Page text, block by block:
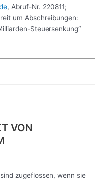
, Abruf-Nr. 220811;
um Abschreibungen:
Steuersenkung“
VON
sind zugeflossen, wenn sie